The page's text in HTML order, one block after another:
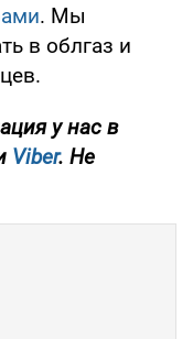
. Мы
в облгаз и
у нас в
Viber. Не